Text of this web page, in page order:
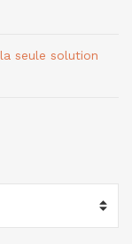
seule solution